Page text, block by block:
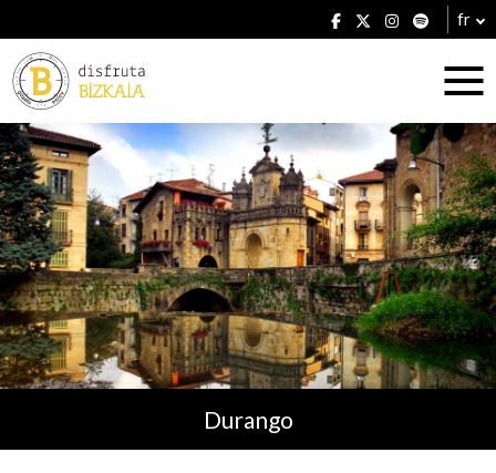
fr
Hébergement
Établissements
Plans
Durango